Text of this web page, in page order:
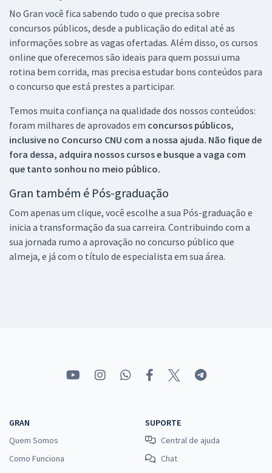
No Gran você fica sabendo tudo o que precisa sobre
concursos públicos, desde a publicação do edital até as
informações sobre as vagas ofertadas. Além disso, os cursos
online que oferecemos são ideais para quem possui uma
rotina bem corrida, mas precisa estudar bons conteúdos para
o concurso que está prestes a participar.
Temos muita confiança na qualidade dos nossos conteúdos:
foram milhares de aprovados em concursos públicos,
inclusive no Concurso CNU com a nossa ajuda. Não fique de
fora dessa, adquira nossos cursos e busque a vaga com
que tanto sonhou no meio público.
Gran também é Pós-graduação
Com apenas um clique, você escolhe a sua Pós-graduação e
inicia a transformação da sua carreira. Contribuindo com a
sua jornada rumo a aprovação no concurso público que
almeja, e já com o título de especialista em sua área.
GRAN
Quem Somos
Como Funciona
SUPORTE
Central de ajuda
Chat